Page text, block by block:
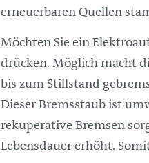
erneuerbaren Quellen
Möchten Sie ein
drücken. Möglich macht
bis zum Stillstand
Dieser Bremsstaub ist
rekuperative Bremsen
Lebensdauer erhöht.